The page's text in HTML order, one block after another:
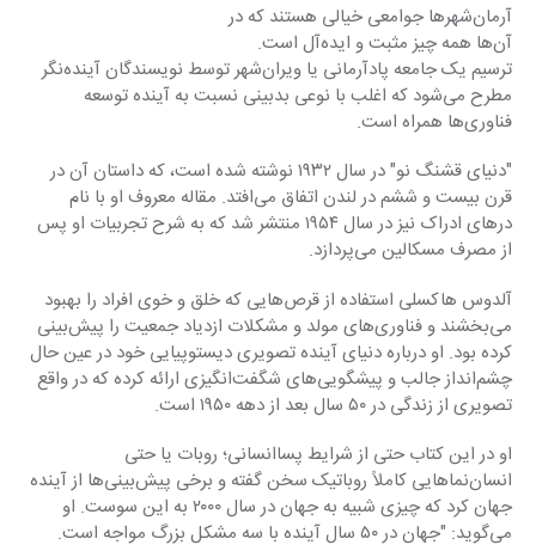
آرمان‌شهر‌ها جوامعی خیالی هستند که در
آن‌ها همه چیز مثبت و ایده‌آل است.
ترسیم یک جامعه پادآرمانی یا ویران‌شهر توسط نویسندگان آینده‌نگر
مطرح می‌شود که اغلب با نوعی بدبینی نسبت به آینده توسعه
فناوری‌ها همراه است.
"دنیای قشنگ نو" در سال ۱۹۳۲ نوشته شده است، که داستان آن در
قرن بیست و ششم در لندن اتفاق می‌افتد. مقاله معروف او با نام
در‌های ادراک نیز در سال ۱۹۵۴ منتشر شد که به شرح تجربیات او پس
از مصرف مسکالین می‌پردازد.
آلدوس هاکسلی استفاده از قرص‌هایی که خلق و خوی افراد را بهبود
می‌بخشند و فناوری‌های مولد و مشکلات ازدیاد جمعیت را پیش‌بینی
کرده بود. او درباره دنیای آینده تصویری دیستوپیایی خود در عین حال
چشم‌انداز جالب و پیشگویی‌های شگفت‌انگیزی ارائه کرده که در واقع
تصویری از زندگی در ۵۰ سال بعد از دهه ۱۹۵۰ است.
او در این کتاب حتی از شرایط پساانسانی؛ روبات یا حتی
انسان‌نما‌هایی کاملاً روباتیک سخن گفته و برخی پیش‌بینی‌ها از آینده
جهان کرد که چیزی شبیه به جهان در سال ۲۰۰۰ به این سوست. او
می‌گوید: "جهان در ۵۰ سال آینده با سه مشکل بزرگ مواجه است.